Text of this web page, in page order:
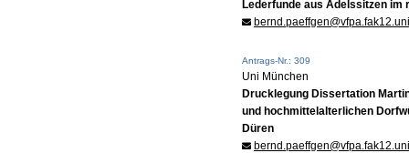
Lederfunde aus Adelssitzen
Antrags-Nr.: 309
Uni München
Drucklegung Dissertation
und hochmittelalterlichen
Düren